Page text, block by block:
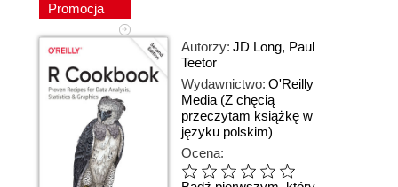
Promocja
Autorzy: JD Long, Paul
Teetor
Wydawnictwo: O'Reilly
Media (Z chęcią
przeczytam książkę w
języku polskim)
Ocena: